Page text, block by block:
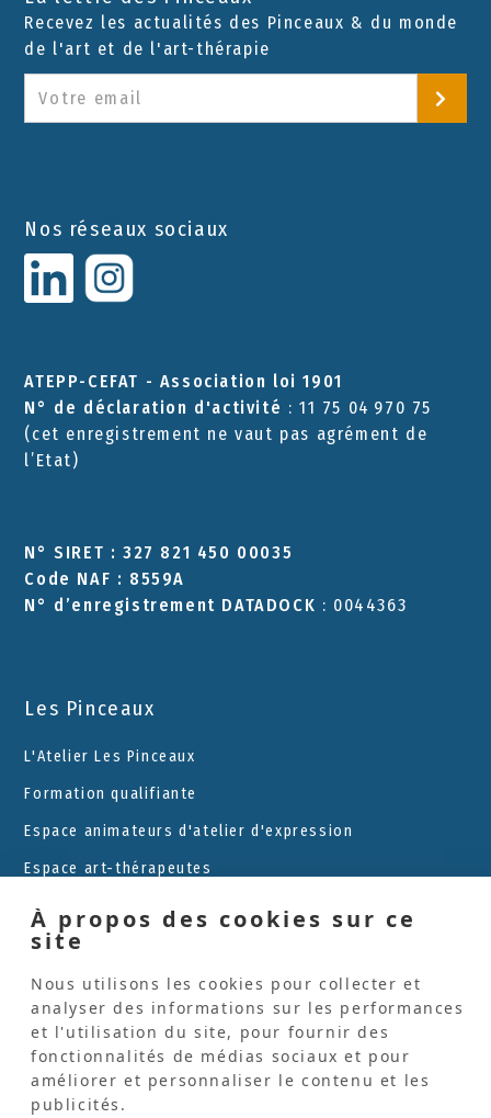
À propos des cookies sur ce
site
Nous utilisons les cookies pour collecter et
analyser des informations sur les performances
et l'utilisation du site, pour fournir des
fonctionnalités de médias sociaux et pour
améliorer et personnaliser le contenu et les
publicités.
Nos réseaux sociaux
Recevez les actualités des Pinceaux & du monde
de l'art et de l'art-thérapie
ATEPP-CEFAT - Association loi 1901
N° de déclaration d'activité : 11 75 04 970 75
(cet enregistrement ne vaut pas agrément de
l’Etat)
N° SIRET : 327 821 450 00035
Code NAF : 8559A
N° d’enregistrement DATADOCK : 0044363
Les Pinceaux
L'Atelier Les Pinceaux
Formation qualifiante
Espace animateurs d'atelier d'expression
Espace art-thérapeutes
Blog
Recherches